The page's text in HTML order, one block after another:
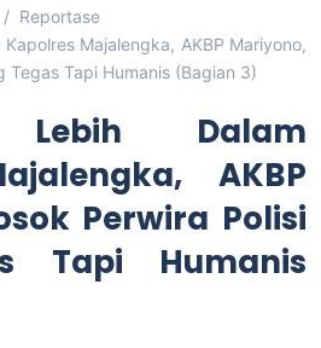
Reportase
Majalengka, AKBP Mariyono,
Tegas Tapi Humanis (Bagian 3)
Lebih Dalam
AKBP
Perwira Polisi
Tapi Humanis